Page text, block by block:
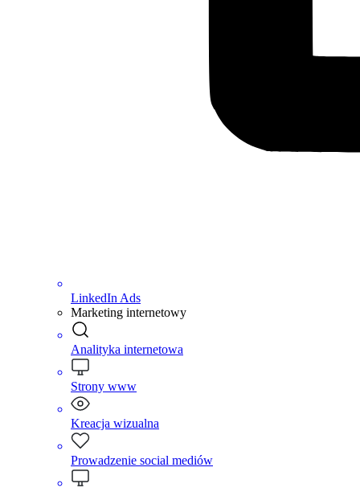
LinkedIn Ads
Marketing internetowy
Analityka internetowa
Strony www
Kreacja wizualna
Prowadzenie social mediów